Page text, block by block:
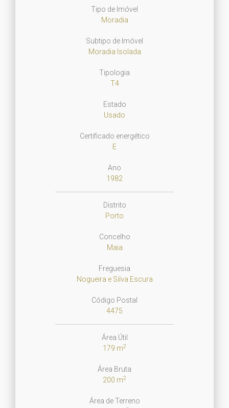
Tipo de Imóvel
Moradia
Subtipo de Imóvel
Moradia Isolada
Tipologia
T4
Estado
Usado
Certificado energético
E
Ano
1982
Distrito
Porto
Concelho
Maia
Freguesia
Nogueira e Silva Escura
Código Postal
4475
Área Útil
179 m2
Área Bruta
200 m2
Área de Terreno